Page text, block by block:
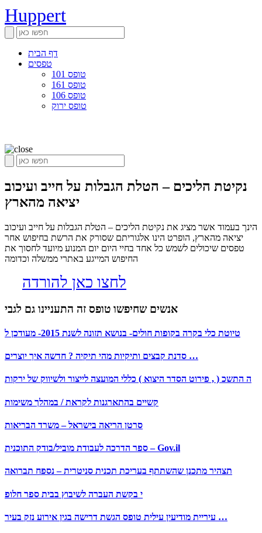
Huppert
דף הבית
טפסים
טופס 101
טופס 161
טופס 106
טופס ירוק
נקיטת הליכים – הטלת הגבלות על חייב ועיכוב
יציאה מהארץ
הינך בעמוד אשר מציג את נקיטת הליכים – הטלת הגבלות על חייב ועיכוב
יציאה מהארץ, הופרט הינו אלגוריתם שסורק את הרשת בחיפוש אחר
טפסים שיכולים לשמש כל אחד בחיי היום יום המנוע מיועד לחסוך את
החיפוש המייגע באתרי ממשלה וכדומה
לחצו כאן להורדה
אנשים שחיפשו טופס זה התעניינו גם לגבי
טיוטת כלי בקרה בקופות חולים- בנושא תזונה לשנת 2015- מעודכן ל
סדנת קבצים ותיקיות מהי תיקיה ? חדשה איך יוצרים …
ה התשכ ( , פירוט הסדר היצוא ) כללי המועצה לייצור ולשיווק של ירקות
קשיים בהתארגנות לקראת / במהלך משימות
סרטן הריאה בישראל – משרד הבריאות
ספר הדרכה לעבודת מוביל/בודק התוכנית – Gov.il
תצהיר מתכנן שהשתתף בעריכת תכנית סניטרית – נספח תברואה
י בקשת העברה לשיבוץ בבית ספר חלופ
עיריית מודיעין עילית טופס הגשת דרישה בגין אירוע נזק בעיר …